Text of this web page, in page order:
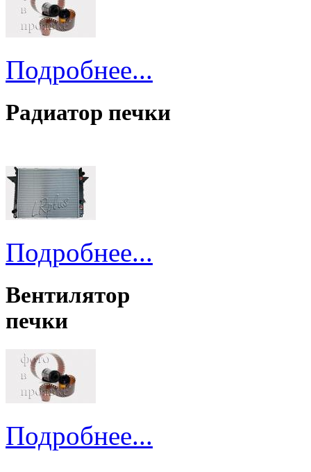
Подробнее...
Радиатор печки
Подробнее...
Вентилятор
печки
Подробнее...